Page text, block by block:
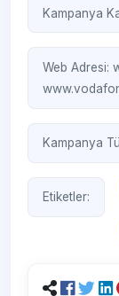
Kampanya
Web Adresi:
Kampanya
Etiketler: